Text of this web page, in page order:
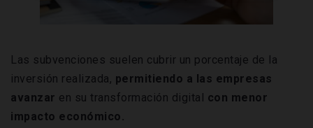
Las subvenciones suelen cubrir un porcentaje de la
inversión realizada, permitiendo a las empresas
avanzar en su transformación digital con menor
impacto económico.